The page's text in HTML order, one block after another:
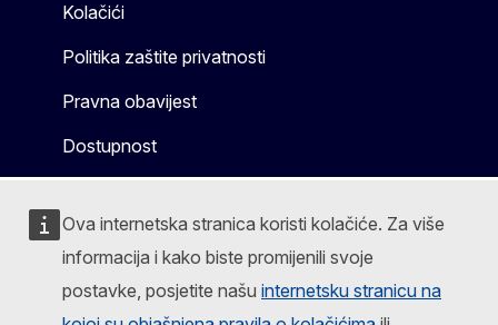
Ova internetska stranica koristi kolačiće. Za više
informacija i kako biste promijenili svoje
postavke, posjetite našu internetsku stranicu na
Kolačići
Politika zaštite privatnosti
Pravna obavijest
Dostupnost